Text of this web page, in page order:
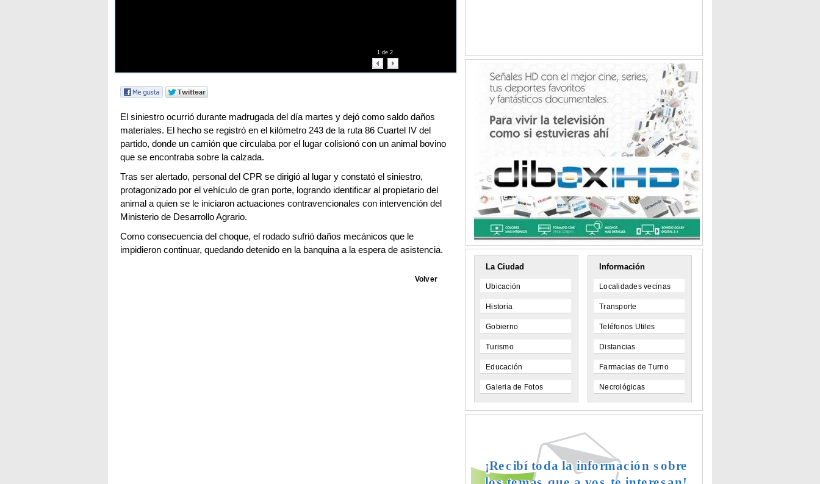
1 de 2
El siniestro ocurrió durante madrugada del día martes y dejó como saldo daños
materiales. El hecho se registró en el kilómetro 243 de la ruta 86 Cuartel IV del
partido, donde un camión que circulaba por el lugar colisionó con un animal bovino
que se encontraba sobre la calzada.
Tras ser alertado, personal del CPR se dirigió al lugar y constató el siniestro,
protagonizado por el vehículo de gran porte, logrando identificar al propietario del
animal a quien se le iniciaron actuaciones contravencionales con intervención del
Ministerio de Desarrollo Agrario.
Como consecuencia del choque, el rodado sufrió daños mecánicos que le
impidieron continuar, quedando detenido en la banquina a la espera de asistencia.
Volver
La Ciudad
Ubicación
Historia
Gobierno
Turismo
Educación
Galeria de Fotos
Información
Localidades vecinas
Transporte
Teléfonos Utiles
Distancias
Farmacias de Turno
Necrológicas